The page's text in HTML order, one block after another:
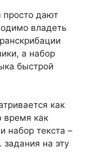
дают
владеть
а набор
быстрой
как
время как
набор текста –
задания на эту